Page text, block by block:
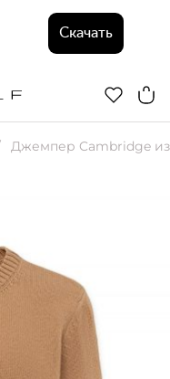
Скачать
Джемпер Cambridge из